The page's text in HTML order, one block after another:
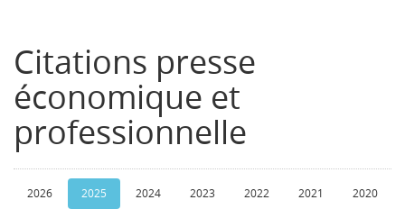
Citations presse
économique et
professionnelle
2026 2025 2024 2023 2022 2021 2020